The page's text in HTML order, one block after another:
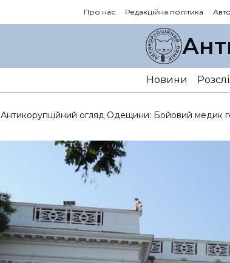
Про нас Редакційна політика
Новини
Антикорупційний огляд Одещини: Бойовий медик